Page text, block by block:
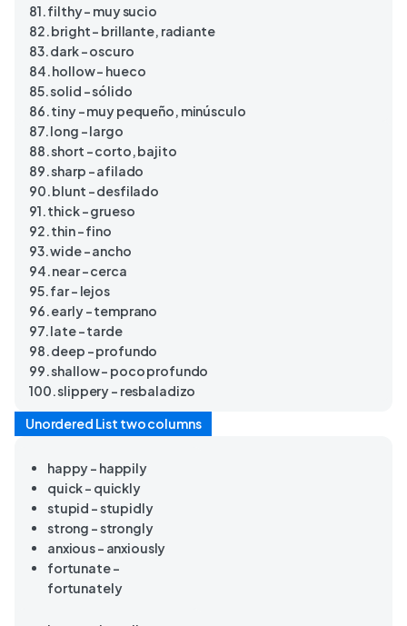
81. filthy – muy sucio
82. bright – brillante, radiante
83. dark – oscuro
84. hollow – hueco
85. solid – sólido
86. tiny – muy pequeño, minúsculo
87. long – largo
88. short – corto, bajito
89. sharp – afilado
90. blunt – desfilado
91. thick – grueso
92. thin – fino
93. wide – ancho
94. near – cerca
95. far – lejos
96. early – temprano
97. late – tarde
98. deep – profundo
99. shallow – poco profundo
100. slippery – resbaladizo
Unordered List two columns
happy – happily
quick – quickly
stupid – stupidly
strong – strongly
anxious – anxiously
fortunate –
fortunately